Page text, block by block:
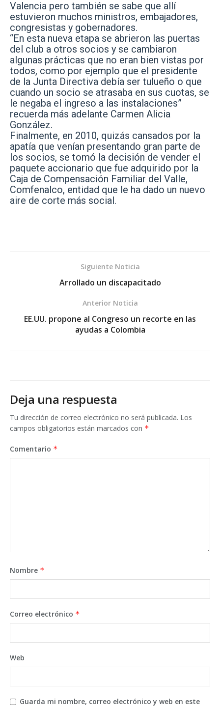
Valencia pero también se sabe que allí
estuvieron muchos ministros, embajadores,
congresistas y gobernadores.
“En esta nueva etapa se abrieron las puertas
del club a otros socios y se cambiaron
algunas prácticas que no eran bien vistas por
todos, como por ejemplo que el presidente
de la Junta Directiva debía ser tulueño o que
cuando un socio se atrasaba en sus cuotas, se
le negaba el ingreso a las instalaciones”
recuerda más adelante Carmen Alicia
González.
Finalmente, en 2010, quizás cansados por la
apatía que venían presentando gran parte de
los socios, se tomó la decisión de vender el
paquete accionario que fue adquirido por la
Caja de Compensación Familiar del Valle,
Comfenalco, entidad que le ha dado un nuevo
aire de corte más social.
Siguiente Noticia
Arrollado un discapacitado
Anterior Noticia
EE.UU. propone al Congreso un recorte en las
ayudas a Colombia
Deja una respuesta
Tu dirección de correo electrónico no será publicada. Los
campos obligatorios están marcados con *
Comentario *
Nombre *
Correo electrónico *
Web
Guarda mi nombre, correo electrónico y web en este